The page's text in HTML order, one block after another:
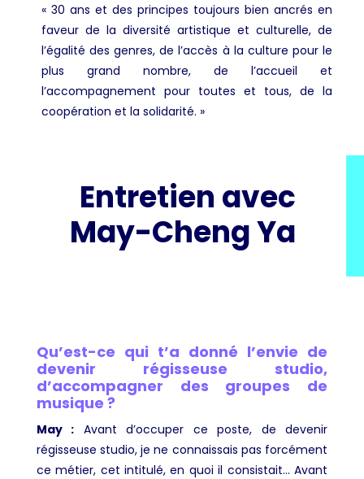
« 30 ans et des principes toujours bien ancrés en
faveur de la diversité artistique et culturelle, de
l’égalité des genres, de l’accès à la culture pour le
plus grand nombre, de l’accueil et
l’accompagnement pour toutes et tous, de la
coopération et la solidarité. »
Entretien avec
May-Cheng Ya
Qu’est-ce qui t’a donné l’envie de
devenir régisseuse studio,
d’accompagner des groupes de
musique ?
May : Avant d’occuper ce poste, de devenir
régisseuse studio, je ne connaissais pas forcément
ce métier, cet intitulé, en quoi il consistait… Avant